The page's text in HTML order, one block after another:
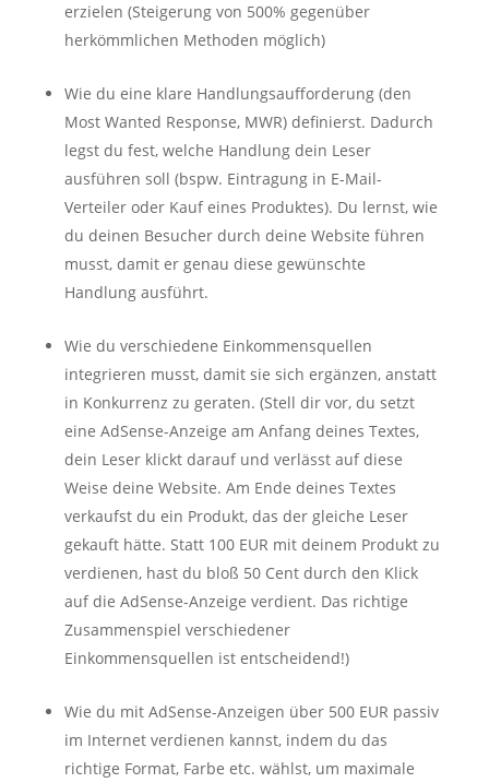
erzielen (Steigerung von 500% gegenüber
herkömmlichen Methoden möglich)
Wie du eine klare Handlungsaufforderung (den
Most Wanted Response, MWR) definierst. Dadurch
legst du fest, welche Handlung dein Leser
ausführen soll (bspw. Eintragung in E-Mail-
Verteiler oder Kauf eines Produktes). Du lernst, wie
du deinen Besucher durch deine Website führen
musst, damit er genau diese gewünschte
Handlung ausführt.
Wie du verschiedene Einkommensquellen
integrieren musst, damit sie sich ergänzen, anstatt
in Konkurrenz zu geraten. (Stell dir vor, du setzt
eine AdSense-Anzeige am Anfang deines Textes,
dein Leser klickt darauf und verlässt auf diese
Weise deine Website. Am Ende deines Textes
verkaufst du ein Produkt, das der gleiche Leser
gekauft hätte. Statt 100 EUR mit deinem Produkt zu
verdienen, hast du bloß 50 Cent durch den Klick
auf die AdSense-Anzeige verdient. Das richtige
Zusammenspiel verschiedener
Einkommensquellen ist entscheidend!)
Wie du mit AdSense-Anzeigen über 500 EUR passiv
im Internet verdienen kannst, indem du das
richtige Format, Farbe etc. wählst, um maximale